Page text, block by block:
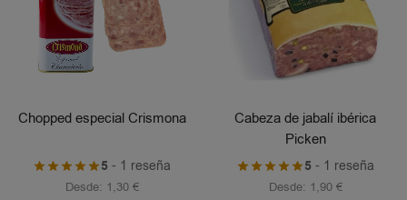
Chopped especial Crismona
5 - 1 reseña
Desde: 1,30 €
Cabeza de jabalí ibérica
Picken
5 - 1 reseña
Desde: 1,90 €